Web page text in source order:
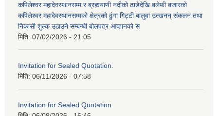
कपिलेश्वर महादेवस्थानसम्म र ब्रह्मयाणी नदीको ढाडेदेखि बलेफी बजारको
कपिलेश्वर महादेवस्थानसम्मको क्षेत्रको ढुंगा गिट्टी बालुवा उत्खनन् संकलन तथा
निकासी शुल्क उठाउने सम्बन्धी बोलपत्र आव्हानको स
मिति: 07/02/2026 - 21:05
Invitation for Sealed Quotation.
मिति: 06/11/2026 - 07:58
Invitation for Sealed Quotation